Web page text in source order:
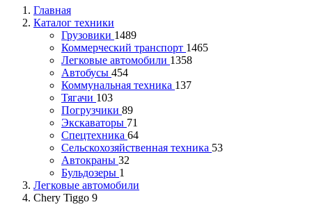
Главная
Каталог техники
Грузовики 1489
Коммерческий транспорт 1465
Легковые автомобили 1358
Автобусы 454
Коммунальная техника 137
Тягачи 103
Погрузчики 89
Экскаваторы 71
Спецтехника 64
Сельскохозяйственная техника 53
Автокраны 32
Бульдозеры 1
Легковые автомобили
Chery Tiggo 9